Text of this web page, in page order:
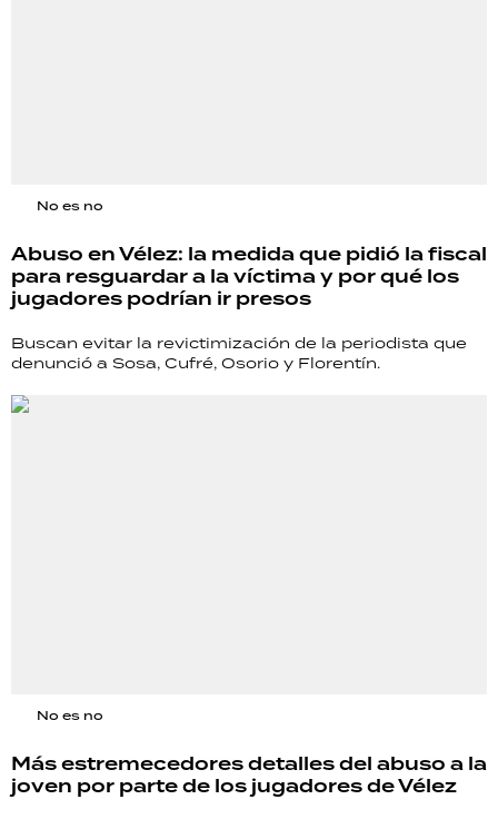
No es no
Abuso en Vélez: la medida que pidió la fiscal
para resguardar a la víctima y por qué los
jugadores podrían ir presos
Buscan evitar la revictimización de la periodista que
denunció a Sosa, Cufré, Osorio y Florentín.
No es no
Más estremecedores detalles del abuso a la
joven por parte de los jugadores de Vélez